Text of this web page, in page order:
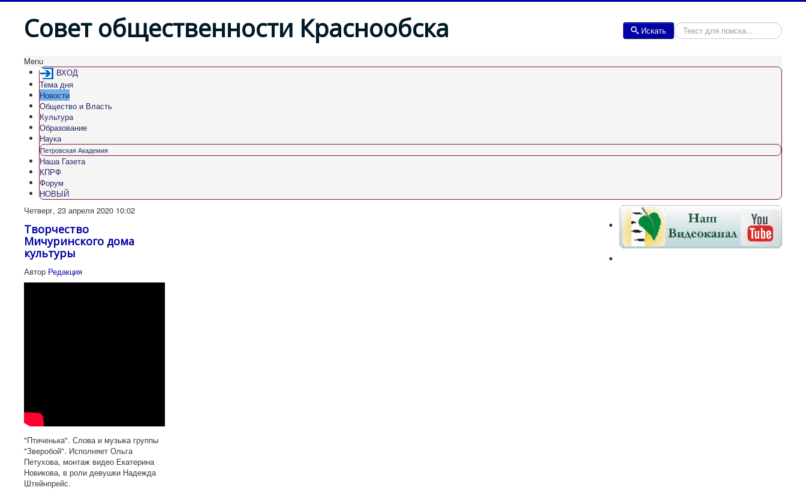
Совет общественности Краснообска Искать Искать
Menu
ВХОД
Тема дня
Новости
Общество и Власть
Культура
Образование
Наука
Петровская Академия
Наша Газета
КПРФ
Форум
НОВЫЙ
Четверг, 23 апреля 2020 10:02
Творчество
Мичуринского дома
культуры
Автор Редакция
"Птиченька". Слова и музыка группы
"Зверобой". Исполняет Ольга
Петухова, монтаж видео Екатерина
Новикова, в роли девушки Надежда
Штейнпрейс.